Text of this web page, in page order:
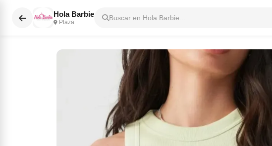
Hola Barbie
Plaza
Buscar en Hola Barbie...